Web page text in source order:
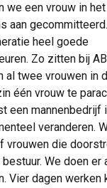
we een vrouw in
aan
heel goede
Zo zitten bij
al twee vrouwen in
één vrouw te
een mannenbedrijf
veranderen.
vrouwen die
We doen er
Vier dagen werken